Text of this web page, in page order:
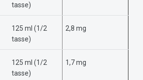
tasse)
125 ml (1/2
tasse)
2,8 mg
125 ml (1/2
tasse)
1,7 mg